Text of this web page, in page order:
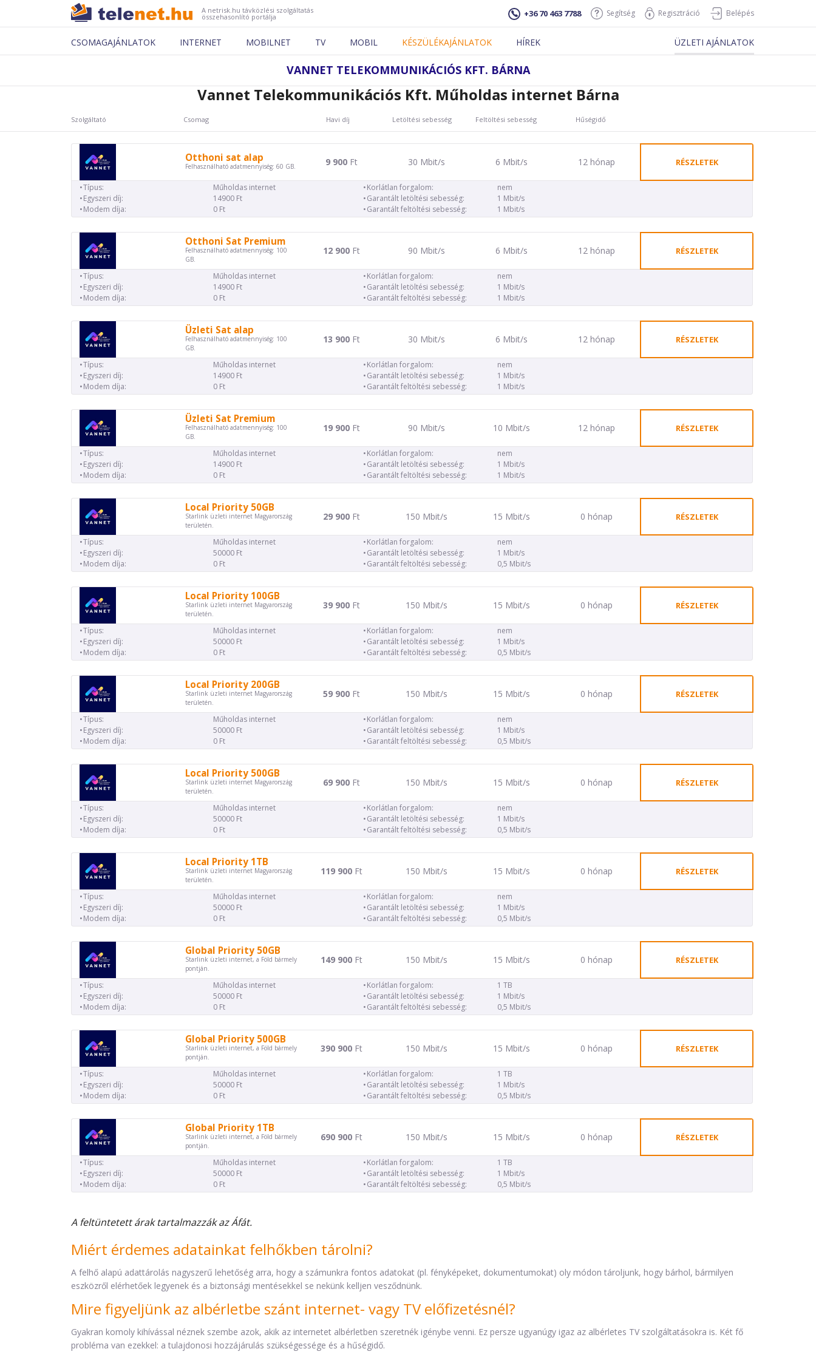
A netrisk.hu távközlési szolgáltatás
összehasonlító portálja +36 70 463 7788 Segítség Regisztráció Belépés
CSOMAGAJÁNLATOK INTERNET MOBILNET TV MOBIL KÉSZÜLÉKAJÁNLATOK HÍREK ÜZLETI AJÁNLATOK
VANNET TELEKOMMUNIKÁCIÓS KFT. BÁRNA
Vannet Telekommunikációs Kft. Műholdas internet Bárna
Szolgáltató Csomag Havi díj Letöltési sebesség Feltöltési sebesség Hűségidő
Otthoni sat alap
Felhasználható adatmennyiség: 60 GB. 9 900Ft 30 Mbit/s 6 Mbit/s 12 hónap RÉSZLETEK
Típus:
Műholdas internet
Egyszeri díj:
14900 Ft
Modem díja:
0 Ft
Korlátlan forgalom:
nem
Garantált letöltési sebesség:
1 Mbit/s
Garantált feltöltési sebesség:
1 Mbit/s
Otthoni Sat Premium
Felhasználható adatmennyiség: 100
GB.
12 900Ft 90 Mbit/s 6 Mbit/s 12 hónap RÉSZLETEK
Típus:
Műholdas internet
Egyszeri díj:
14900 Ft
Modem díja:
0 Ft
Korlátlan forgalom:
nem
Garantált letöltési sebesség:
1 Mbit/s
Garantált feltöltési sebesség:
1 Mbit/s
Üzleti Sat alap
Felhasználható adatmennyiség: 100
GB.
13 900Ft 30 Mbit/s 6 Mbit/s 12 hónap RÉSZLETEK
Típus:
Műholdas internet
Egyszeri díj:
14900 Ft
Modem díja:
0 Ft
Korlátlan forgalom:
nem
Garantált letöltési sebesség:
1 Mbit/s
Garantált feltöltési sebesség:
1 Mbit/s
Üzleti Sat Premium
Felhasználható adatmennyiség: 100
GB.
19 900Ft 90 Mbit/s 10 Mbit/s 12 hónap RÉSZLETEK
Típus:
Műholdas internet
Egyszeri díj:
14900 Ft
Modem díja:
0 Ft
Korlátlan forgalom:
nem
Garantált letöltési sebesség:
1 Mbit/s
Garantált feltöltési sebesség:
1 Mbit/s
Local Priority 50GB
Starlink üzleti internet Magyarország
területén.
29 900Ft 150 Mbit/s 15 Mbit/s 0 hónap RÉSZLETEK
Típus:
Műholdas internet
Egyszeri díj:
50000 Ft
Modem díja:
0 Ft
Korlátlan forgalom:
nem
Garantált letöltési sebesség:
1 Mbit/s
Garantált feltöltési sebesség:
0,5 Mbit/s
Local Priority 100GB
Starlink üzleti internet Magyarország
területén.
39 900Ft 150 Mbit/s 15 Mbit/s 0 hónap RÉSZLETEK
Típus:
Műholdas internet
Egyszeri díj:
50000 Ft
Modem díja:
0 Ft
Korlátlan forgalom:
nem
Garantált letöltési sebesség:
1 Mbit/s
Garantált feltöltési sebesség:
0,5 Mbit/s
Local Priority 200GB
Starlink üzleti internet Magyarország
területén.
59 900Ft 150 Mbit/s 15 Mbit/s 0 hónap RÉSZLETEK
Típus:
Műholdas internet
Egyszeri díj:
50000 Ft
Modem díja:
0 Ft
Korlátlan forgalom:
nem
Garantált letöltési sebesség:
1 Mbit/s
Garantált feltöltési sebesség:
0,5 Mbit/s
Local Priority 500GB
Starlink üzleti internet Magyarország
területén.
69 900Ft 150 Mbit/s 15 Mbit/s 0 hónap RÉSZLETEK
Típus:
Műholdas internet
Egyszeri díj:
50000 Ft
Modem díja:
0 Ft
Korlátlan forgalom:
nem
Garantált letöltési sebesség:
1 Mbit/s
Garantált feltöltési sebesség:
0,5 Mbit/s
Local Priority 1TB
Starlink üzleti internet Magyarország
területén.
119 900Ft 150 Mbit/s 15 Mbit/s 0 hónap RÉSZLETEK
Típus:
Műholdas internet
Egyszeri díj:
50000 Ft
Modem díja:
0 Ft
Korlátlan forgalom:
nem
Garantált letöltési sebesség:
1 Mbit/s
Garantált feltöltési sebesség:
0,5 Mbit/s
Global Priority 50GB
Starlink üzleti internet, a Föld bármely
pontján.
149 900Ft 150 Mbit/s 15 Mbit/s 0 hónap RÉSZLETEK
Típus:
Műholdas internet
Egyszeri díj:
50000 Ft
Modem díja:
0 Ft
Korlátlan forgalom:
1 TB
Garantált letöltési sebesség:
1 Mbit/s
Garantált feltöltési sebesség:
0,5 Mbit/s
Global Priority 500GB
Starlink üzleti internet, a Föld bármely
pontján.
390 900Ft 150 Mbit/s 15 Mbit/s 0 hónap RÉSZLETEK
Típus:
Műholdas internet
Egyszeri díj:
50000 Ft
Modem díja:
0 Ft
Korlátlan forgalom:
1 TB
Garantált letöltési sebesség:
1 Mbit/s
Garantált feltöltési sebesség:
0,5 Mbit/s
Global Priority 1TB
Starlink üzleti internet, a Föld bármely
pontján.
690 900Ft 150 Mbit/s 15 Mbit/s 0 hónap RÉSZLETEK
Típus:
Műholdas internet
Egyszeri díj:
50000 Ft
Modem díja:
0 Ft
Korlátlan forgalom:
1 TB
Garantált letöltési sebesség:
1 Mbit/s
Garantált feltöltési sebesség:
0,5 Mbit/s
A feltüntetett árak tartalmazzák az Áfát.
Miért érdemes adatainkat felhőkben tárolni?
A felhő alapú adattárolás nagyszerű lehetőség arra, hogy a számunkra fontos adatokat (pl. fényképeket, dokumentumokat) oly módon tároljunk, hogy bárhol, bármilyen
eszközről elérhetőek legyenek és a biztonsági mentésekkel se nekünk kelljen vesződnünk.
Mire figyeljünk az albérletbe szánt internet- vagy TV előfizetésnél?
Gyakran komoly kihívással néznek szembe azok, akik az internetet albérletben szeretnék igénybe venni. Ez persze ugyanúgy igaz az albérletes TV szolgáltatásokra is. Két fő
probléma van ezekkel: a tulajdonosi hozzájárulás szükségessége és a hűségidő.